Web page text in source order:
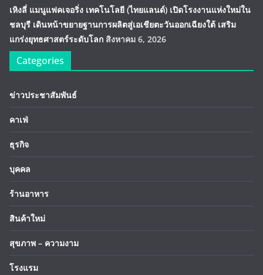
เหิงลี่ แมนูแฟคเจอริ่ง เทคโนโลยี (ไทยแลนด์) เปิดโรงงานแห่งใหม่ใน
ชลบุรี เดินหน้าขยายฐานการผลิตสู่เอเชียตะวันออกเฉียงใต้ เสริม
แกร่งยุทธศาสตร์ระดับโลก สิงหาคม 6, 2026
Categories
ข่าวประชาสัมพันธ์
คาเฟ่
ธุรกิจ
บุคคล
ร้านอาหาร
สินค้าใหม่
สุขภาพ – ความงาม
โรงแรม